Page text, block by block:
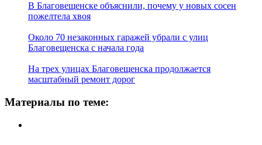
В Благовещенске объяснили, почему у новых сосен
пожелтела хвоя
Около 70 незаконных гаражей убрали с улиц
Благовещенска с начала года
На трех улицах Благовещенска продолжается
масштабный ремонт дорог
Материалы по теме: